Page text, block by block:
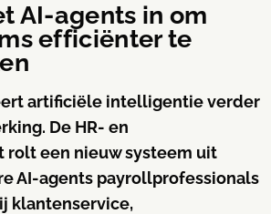
AI-agents in om
efficiënter te
artificiële intelligentie verder
De HR- en
rolt een nieuw systeem uit
AI-agents payrollprofessionals
klantenservice,